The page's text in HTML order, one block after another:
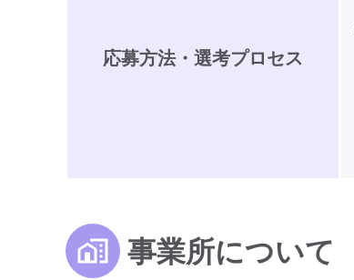
応募方法・選考プロセス
事業所について